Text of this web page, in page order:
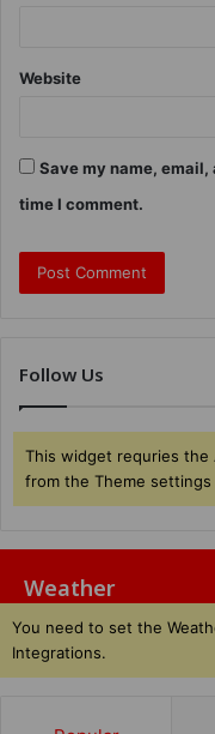
Website
Save my name,
time I comment.
Follow Us
This widget requries the
from the Theme settings
Weather
You need to set the
Integrations.